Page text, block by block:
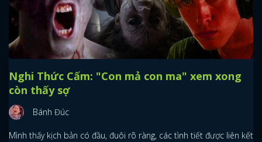
Nghi Thức Cấm: "Con mả con ma" xem xong
còn thấy sợ
Bánh Đúc
Mình thấy kịch bản có đầu, đuôi rõ ràng, các tình tiết được liên kết